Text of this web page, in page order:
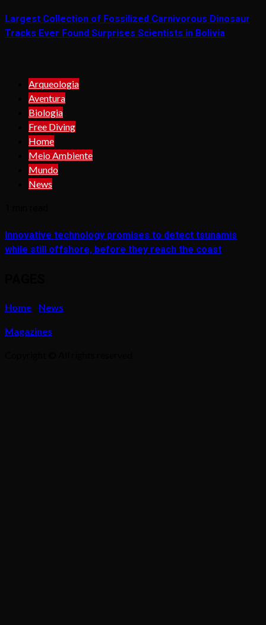
Largest Collection of Fossilized Carnivorous Dinosaur
Tracks Ever Found Surprises Scientists in Bolivia
Arqueologia
Aventura
Biologia
Free Diving
Home
Meio Ambiente
Mundo
News
Innovative technology promises to detect tsunamis
while still offshore, before they reach the coast
Home News
Magazines